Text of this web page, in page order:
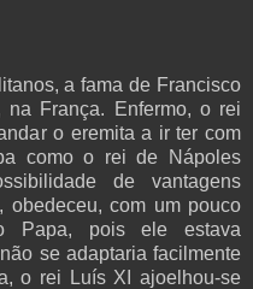
a fama de Francisco
França. Enfermo, o rei
o eremita a ir ter com
como o rei de Nápoles
de vantagens
obedeceu, com um pouco
Papa, pois ele estava
se adaptaria facilmente
o rei Luís XI ajoelhou-se